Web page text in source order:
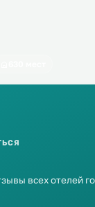
всех отелей